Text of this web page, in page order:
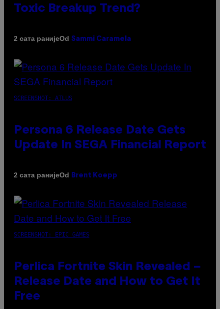
Toxic Breakup Trend?
2 сата ранијеOd Sammi Caramela
SCREENSHOT: ATLUS
Persona 6 Release Date Gets
Update In SEGA Financial Report
2 сата ранијеOd Brent Koepp
SCREENSHOT: EPIC GAMES
Perlica Fortnite Skin Revealed –
Release Date and How to Get It
Free